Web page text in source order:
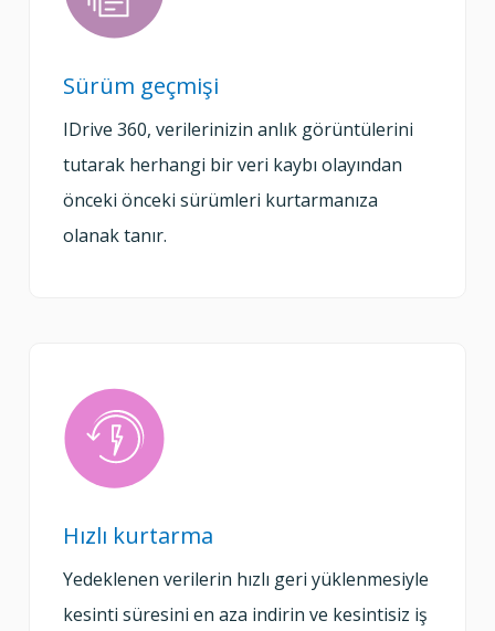
Sürüm geçmişi
IDrive 360, verilerinizin anlık görüntülerini
tutarak herhangi bir veri kaybı olayından
önceki önceki sürümleri kurtarmanıza
olanak tanır.
Hızlı kurtarma
Yedeklenen verilerin hızlı geri yüklenmesiyle
kesinti süresini en aza indirin ve kesintisiz iş